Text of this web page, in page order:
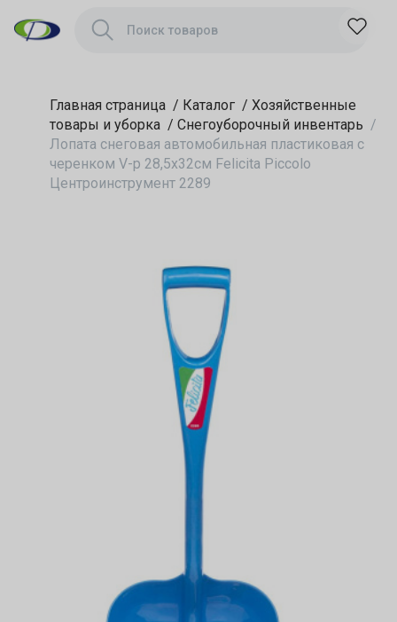
Главная страница / Каталог / Хозяйственные
товары и уборка / Снегоуборочный инвентарь /
Лопата снеговая автомобильная пластиковая с
черенком V-р 28,5х32см Felicita Piccolo
Центроинструмент 2289
Piccolo
Центроинструмент